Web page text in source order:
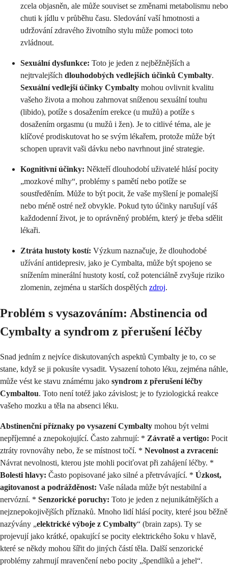
zcela objasněn, ale může souviset se změnami metabolismu nebo
chuti k jídlu v průběhu času. Sledování vaší hmotnosti a
udržování zdravého životního stylu může pomoci toto
zvládnout.
Sexuální dysfunkce: Toto je jeden z nejběžnějších a
nejtrvalejších dlouhodobých vedlejších účinků Cymbalty.
Sexuální vedlejší účinky Cymbalty mohou ovlivnit kvalitu
vašeho života a mohou zahrnovat sníženou sexuální touhu
(libido), potíže s dosažením erekce (u mužů) a potíže s
dosažením orgasmu (u mužů i žen). Je to citlivé téma, ale je
klíčové prodiskutovat ho se svým lékařem, protože může být
schopen upravit vaši dávku nebo navrhnout jiné strategie.
Kognitivní účinky: Někteří dlouhodobí uživatelé hlásí pocity
„mozkové mlhy“, problémy s pamětí nebo potíže se
soustředěním. Může to být pocit, že vaše myšlení je pomalejší
nebo méně ostré než obvykle. Pokud tyto účinky narušují váš
každodenní život, je to oprávněný problém, který je třeba sdělit
lékaři.
Ztráta hustoty kostí: Výzkum naznačuje, že dlouhodobé
užívání antidepresiv, jako je Cymbalta, může být spojeno se
snížením minerální hustoty kostí, což potenciálně zvyšuje riziko
zlomenin, zejména u starších dospělých zdroj.
Problém s vysazováním: Abstinencia od
Cymbalty a syndrom z přerušení léčby
Snad jedním z nejvíce diskutovaných aspektů Cymbalty je to, co se
stane, když se ji pokusíte vysadit. Vysazení tohoto léku, zejména náhle,
může vést ke stavu známému jako syndrom z přerušení léčby
Cymbaltou. Toto není totéž jako závislost; je to fyziologická reakce
vašeho mozku a těla na absenci léku.
Abstinenční příznaky po vysazení Cymbalty mohou být velmi
nepříjemné a znepokojující. Často zahrnují: * Závratě a vertigo: Pocit
ztráty rovnováhy nebo, že se místnost točí. * Nevolnost a zvracení:
Návrat nevolnosti, kterou jste mohli pociťovat při zahájení léčby. *
Bolesti hlavy: Často popisované jako silné a přetrvávající. * Úzkost,
agitovanost a podrážděnost: Vaše nálada může být nestabilní a
nervózní. * Senzorické poruchy: Toto je jeden z nejunikátnějších a
nejznepokojivějších příznaků. Mnoho lidí hlásí pocity, které jsou běžně
nazývány „elektrické výboje z Cymbalty“ (brain zaps). Ty se
projevují jako krátké, opakující se pocity elektrického šoku v hlavě,
které se někdy mohou šířit do jiných částí těla. Další senzorické
problémy zahrnují mravenčení nebo pocity „špendlíků a jehel“.